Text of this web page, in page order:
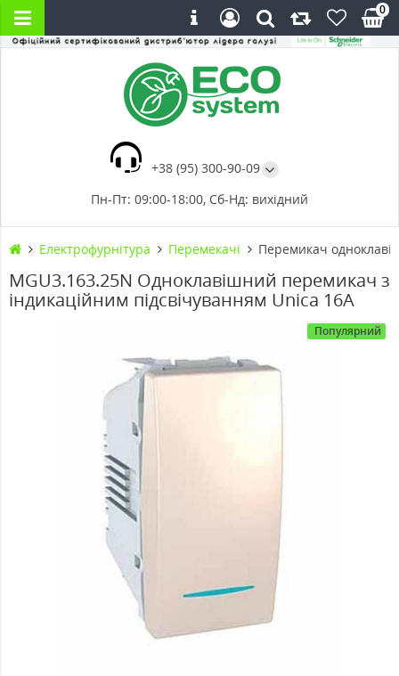
+38 (95) 300-90-09
Пн-Пт: 09:00-18:00, Сб-Нд: вихідний
0
Електрофурнітура Перемекачі Перемикач
MGU3.163.25N Одноклавішний перемикач з
індикаційним підсвічуванням Unica 16А
Популярний